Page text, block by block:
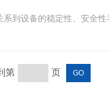
到设备的稳定性、安全
第 页